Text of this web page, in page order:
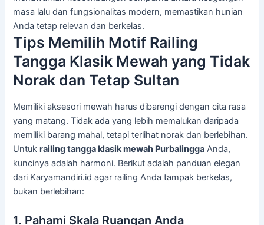
masa lalu dan fungsionalitas modern, memastikan hunian
Anda tetap relevan dan berkelas.
Tips Memilih Motif Railing
Tangga Klasik Mewah yang Tidak
Norak dan Tetap Sultan
Memiliki aksesori mewah harus dibarengi dengan cita rasa
yang matang. Tidak ada yang lebih memalukan daripada
memiliki barang mahal, tetapi terlihat norak dan berlebihan.
Untukrailing tangga klasik mewah Purbalingga Anda,
kuncinya adalah harmoni. Berikut adalah panduan elegan
dari Karyamandiri.id agar railing Anda tampak berkelas,
bukan berlebihan:
1. Pahami Skala Ruangan Anda